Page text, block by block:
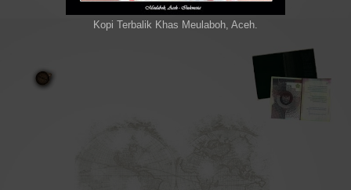
Kopi Terbalik Khas Meulaboh, Aceh.